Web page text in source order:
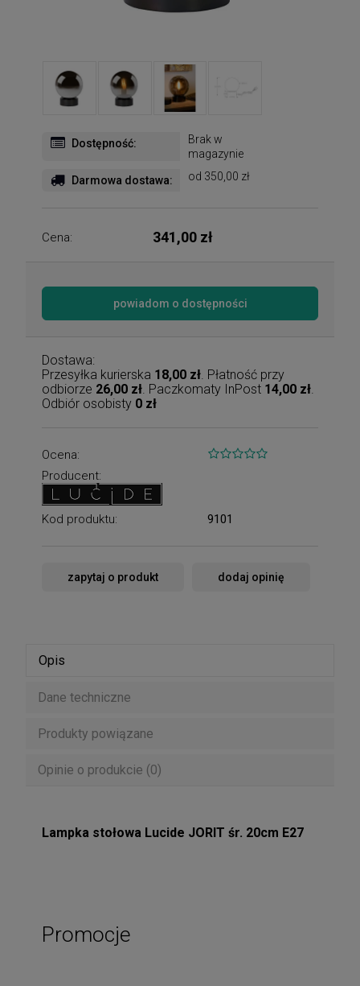
Dostępność:
Brak w
magazynie
Darmowa dostawa: od 350,00 zł
Cena: 341,00 zł
powiadom o dostępności
Dostawa:
Przesyłka kurierska 18,00 zł . Płatność przy
odbiorze 26,00 zł . Paczkomaty InPost 14,00 zł
Odbiór osobisty 0 zł
Ocena:
Producent:
Kod produktu: 9101
zapytaj o produkt dodaj opinię
Opis
Dane techniczne
Produkty powiązane
Opinie o produkcie (0)
Lampka stołowa Lucide JORIT śr. 20cm E27
Promocje